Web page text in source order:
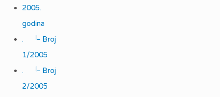
2005.
godina
.
|_
Broj
1/2005
.
|_
Broj
2/2005